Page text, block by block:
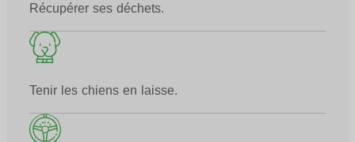
Récupérer ses déchets.
Tenir les chiens en laisse.